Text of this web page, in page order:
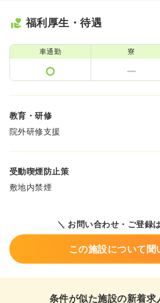
福利厚生・待遇
車通勤 寮
教育・研修
院外研修支援
受動喫煙防止策
敷地内禁煙
＼ お問い合わせ・ご登録
この施設について聞
条件が似た施設の新着求